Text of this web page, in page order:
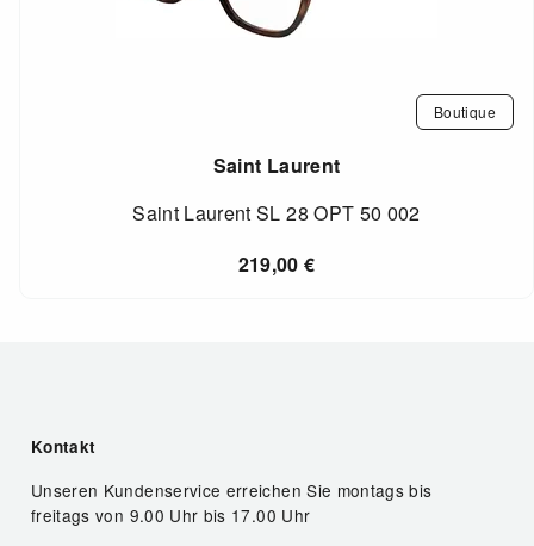
Boutique
Saint Laurent
Saint Laurent SL 28 OPT 50 002
219,00€
Kontakt
Unseren Kundenservice erreichen Sie montags bis
freitags von 9.00 Uhr bis 17.00 Uhr